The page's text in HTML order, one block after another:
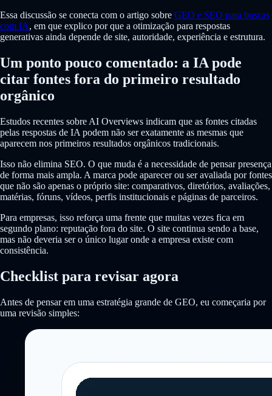
Essa discussão se conecta com o artigo sobre GEO e SEO para buscas
com IA, em que explico por que a otimização para respostas
generativas ainda depende de site, autoridade, experiência e estrutura.
Um ponto pouco comentado: a IA pode
citar fontes fora do primeiro resultado
orgânico
Estudos recentes sobre AI Overviews indicam que as fontes citadas
pelas respostas de IA podem não ser exatamente as mesmas que
aparecem nos primeiros resultados orgânicos tradicionais.
Isso não elimina SEO. O que muda é a necessidade de pensar presença
de forma mais ampla. A marca pode aparecer ou ser avaliada por fontes
que não são apenas o próprio site: comparativos, diretórios, avaliações,
matérias, fóruns, vídeos, perfis institucionais e páginas de parceiros.
Para empresas, isso reforça uma frente que muitas vezes fica em
segundo plano: reputação fora do site. O site continua sendo a base,
mas não deveria ser o único lugar onde a empresa existe com
consistência.
Checklist para revisar agora
Antes de pensar em uma estratégia grande de GEO, eu começaria por
uma revisão simples: